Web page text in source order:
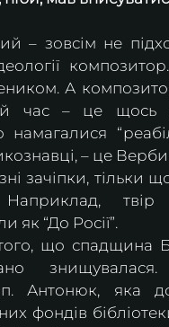
– зовсім не
А
час – це щось
– це
зачіпки, тільки
твір
як “До Росії”.
що спадщина
Антонюк, яка
фондів